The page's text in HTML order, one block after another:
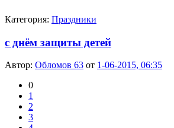
Категория: Праздники
с днём защиты детей
Автор: Обломов 63 от 1-06-2015, 06:35
0
1
2
3